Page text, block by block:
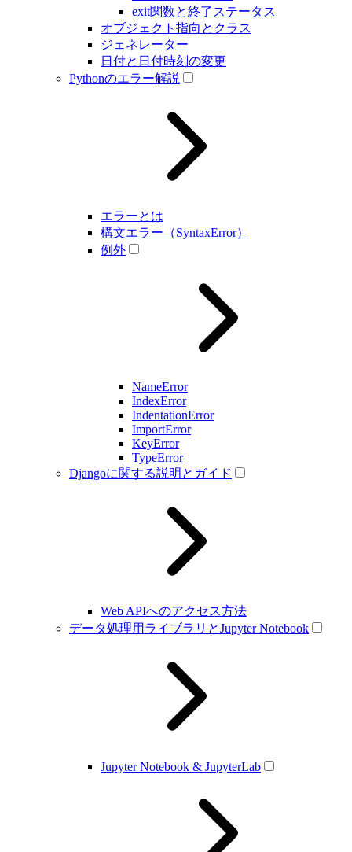
exit関数と終了ステータス
オブジェクト指向とクラス
ジェネレーター
日付と日付時刻の変更
Pythonのエラー解説
エラーとは
構文エラー（SyntaxError）
例外
NameError
IndexError
IndentationError
ImportError
KeyError
TypeError
Djangoに関する説明とガイド
Web APIへのアクセス方法
データ処理用ライブラリとJupyter Notebook
Jupyter Notebook & JupyterLab